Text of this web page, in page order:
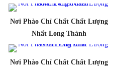
Nơi Phào Chỉ Chất Chất Lượng
Nhất Long Thành
Nơi Phào Chỉ Chất Chất Lượng